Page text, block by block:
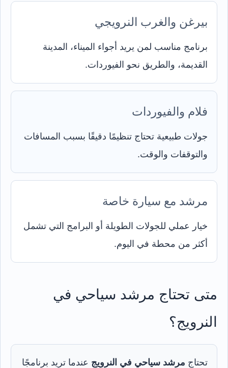
بيرغن والغرب النرويجي
برنامج مناسب لمن يريد أجواء الميناء، المدينة
القديمة، والطريق نحو الفيوردات.
فلام والفيوردات
جولات طبيعية تحتاج تنظيمًا دقيقًا بسبب المسافات
والتوقفات والوقت.
مرشد مع سيارة خاصة
خيار عملي للجولات الطويلة أو البرامج التي تشمل
أكثر من محطة في اليوم.
متى تحتاج مرشد سياحي في
النرويج؟
تحتاج مرشد سياحي في النرويج عندما تريد برنامجًا